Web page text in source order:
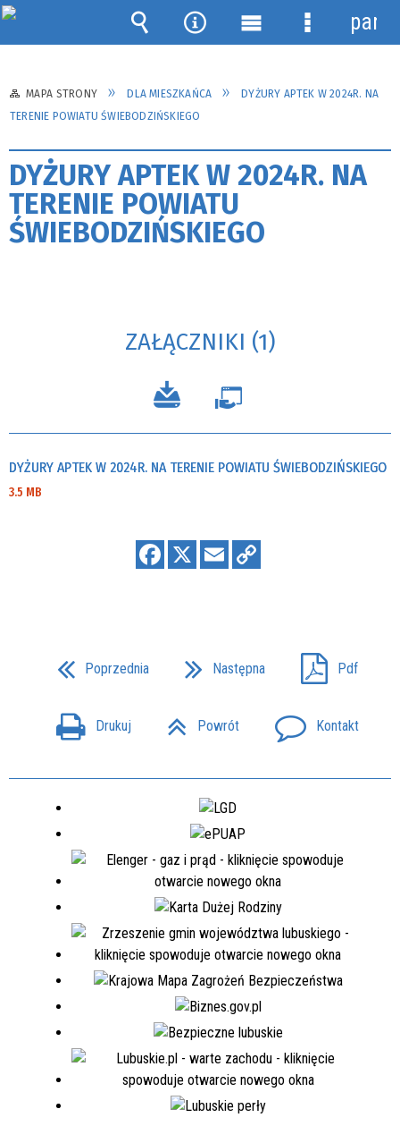
MAPA STRONY DLA MIESZKAŃCA
DYŻURY APTEK W 2024R. NA
TERENIE POWIATU ŚWIEBODZIŃSKIEGO
DYŻURY APTEK W 2024R. NA
TERENIE POWIATU
ŚWIEBODZIŃSKIEGO
ZAŁĄCZNIKI (1)
DYŻURY APTEK W 2024R. NA TERENIE POWIATU ŚWIEBODZIŃSKIEGO
3.5 MB
Poprzednia Następna Pdf
Drukuj Powrót Kontakt
Wyszukiwarka
Narzędzia
Menu Menu
panel